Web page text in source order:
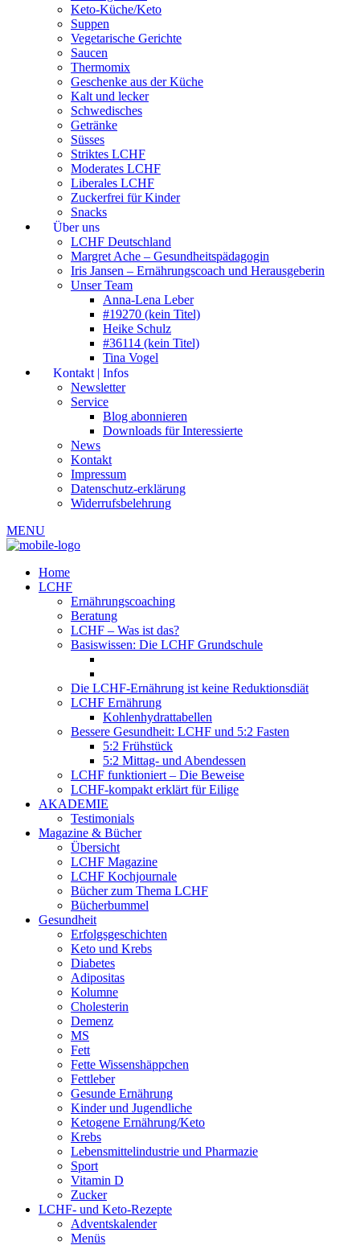
Keto-Küche/Keto
Suppen
Vegetarische Gerichte
Saucen
Thermomix
Geschenke aus der Küche
Kalt und lecker
Schwedisches
Getränke
Süsses
Striktes LCHF
Moderates LCHF
Liberales LCHF
Zuckerfrei für Kinder
Snacks
Über uns
LCHF Deutschland
Margret Ache – Gesundheitspädagogin
Iris Jansen – Ernährungscoach und Herausgeberin
Unser Team
Anna-Lena Leber
#19270 (kein Titel)
Heike Schulz
#36114 (kein Titel)
Tina Vogel
Kontakt | Infos
Newsletter
Service
Blog abonnieren
Downloads für Interessierte
News
Kontakt
Impressum
Datenschutz-erklärung
Widerrufsbelehrung
MENU
Home
LCHF
Ernährungscoaching
Beratung
LCHF – Was ist das?
Basiswissen: Die LCHF Grundschule
Die LCHF-Ernährung ist keine Reduktionsdiät
LCHF Ernährung
Kohlenhydrattabellen
Bessere Gesundheit: LCHF und 5:2 Fasten
5:2 Frühstück
5:2 Mittag- und Abendessen
LCHF funktioniert – Die Beweise
LCHF-kompakt erklärt für Eilige
AKADEMIE
Testimonials
Magazine & Bücher
Übersicht
LCHF Magazine
LCHF Kochjournale
Bücher zum Thema LCHF
Bücherbummel
Gesundheit
Erfolgsgeschichten
Keto und Krebs
Diabetes
Adipositas
Kolumne
Cholesterin
Demenz
MS
Fett
Fette Wissenshäppchen
Fettleber
Gesunde Ernährung
Kinder und Jugendliche
Ketogene Ernährung/Keto
Krebs
Lebensmittelindustrie und Pharmazie
Sport
Vitamin D
Zucker
LCHF- und Keto-Rezepte
Adventskalender
Menüs